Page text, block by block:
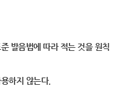
발음법에 따라 적는 것을 원칙
하지 않는다.